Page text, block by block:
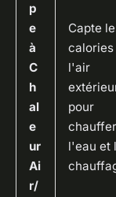
p
e
à
C
h
al
e
ur
Ai
r/
Capte
calories
l'air
pour
chauffer
l'eau et